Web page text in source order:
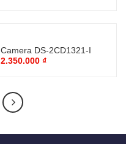
Camera DS-2CD1321-I
2.350.000 ₫